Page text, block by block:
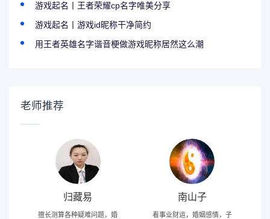
游戏起名丨王者荣耀cp名字唯美分享
游戏起名丨游戏id昵称干净简约
用王者英雄名字谐音梗做游戏昵称居然这么潮
老师推荐
归藏易
擅长测算各种疑难问题，婚
南山子
看事业财运，婚姻感情，子